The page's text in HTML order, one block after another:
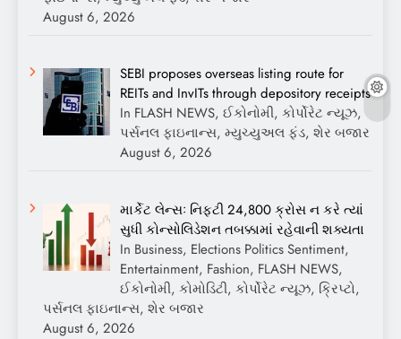
August 6, 2026
SEBI proposes overseas listing route for
REITs and InvITs through depository receipts
In FLASH NEWS, ઈકોનોમી, કોર્પોરેટ ન્યૂઝ,
પર્સનલ ફાઇનાન્સ, મ્યુચ્યુઅલ ફંડ, શેર બજાર
August 6, 2026
માર્કેટ લેન્સઃ નિફ્ટી 24,800 ક્રોસ ન કરે ત્યાં
સુધી કોન્સોલિડેશન તબક્કામાં રહેવાની શક્યતા
In Business, Elections Politics Sentiment,
Entertainment, Fashion, FLASH NEWS,
ઈકોનોમી, કોમોડિટી, કોર્પોરેટ ન્યૂઝ, ક્રિપ્ટો,
પર્સનલ ફાઇનાન્સ, શેર બજાર
August 6, 2026